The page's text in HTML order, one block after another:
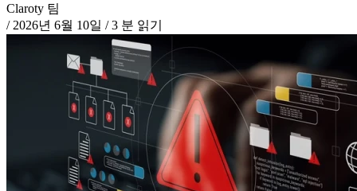
Claroty 팀
/ 2026년 6월 10일 /3 분 읽기